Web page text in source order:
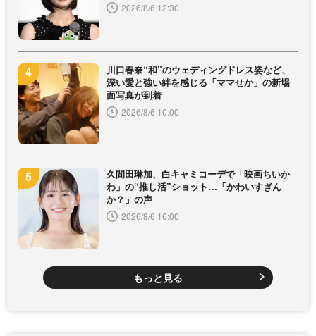
2026/8/6 12:30
川口春奈“和”のウェディングドレス姿など、
深い愛と強い絆を感じる「ママせか」の新場
面写真が到着
2026/8/6 10:00
久間田琳加、白キャミコーデで「映画ちいか
わ」の“推し活”ショット…「かわいすぎん
か？」の声
2026/8/6 16:00
もっと見る